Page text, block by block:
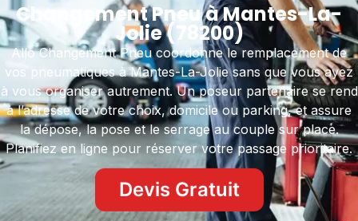
Changement Pneu à Mantes-La-
Jolie (78200)
Allo Changement Pneu coordonne le remplacement de
vos pneumatiques à Mantes-La-Jolie sans que vous ayez
à vous organiser autrement. Un poseur partenaire se rend
à l’adresse de votre choix, domicile ou parking, et assure
la dépose, la pose et le serrage au couple sur place.
Planifiez en ligne pour réserver votre passage prioritaire.
Devis Gratuit